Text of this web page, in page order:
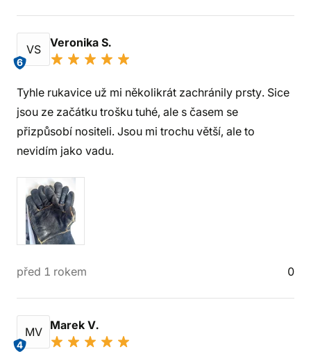
VS
6
Veronika S.
Tyhle rukavice už mi několikrát zachránily prsty. Sice
jsou ze začátku trošku tuhé, ale s časem se
přizpůsobí nositeli. Jsou mi trochu větší, ale to
nevidím jako vadu.
před 1 rokem 0
MV
4
Marek V.